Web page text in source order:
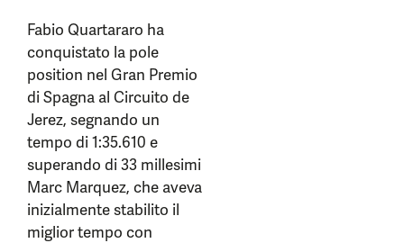
Fabio Quartararo ha
conquistato la pole
position nel Gran Premio
di Spagna al Circuito de
Jerez, segnando un
tempo di 1:35.610 e
superando di 33 millesimi
Marc Marquez, che aveva
inizialmente stabilito il
miglior tempo con